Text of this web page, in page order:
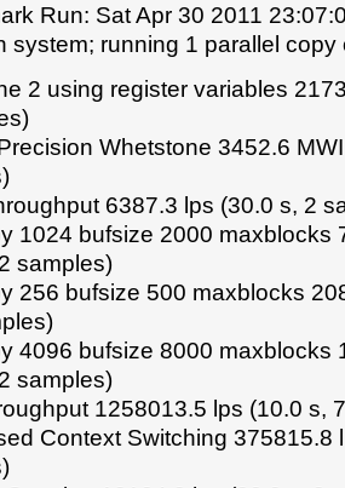
Run: Sat Apr 30 2011
system; running 1 parallel copy
2 using register variables
Whetstone 3452.6
6387.3 lps (30.0 s, 2
1024 bufsize 2000 maxblocks
samples)
256 bufsize 500 maxblocks
4096 bufsize 8000 maxblocks
samples)
1258013.5 lps (10.0 s,
Context Switching 375815.8